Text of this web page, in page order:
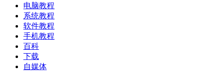
电脑教程
系统教程
软件教程
手机教程
百科
下载
自媒体